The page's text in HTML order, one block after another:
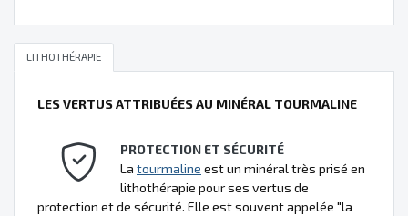
LITHOTHÉRAPIE
LES VERTUS ATTRIBUÉES AU MINÉRAL TOURMALINE
PROTECTION ET SÉCURITÉ
La tourmaline est un minéral très prisé en
lithothérapie pour ses vertus de
protection et de sécurité. Elle est souvent appelée "la